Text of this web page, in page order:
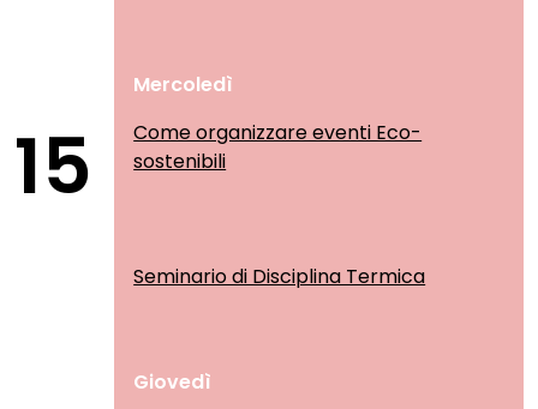
15
Mercoledì
Come organizzare eventi Eco-
sostenibili
Seminario di Disciplina Termica
Giovedì